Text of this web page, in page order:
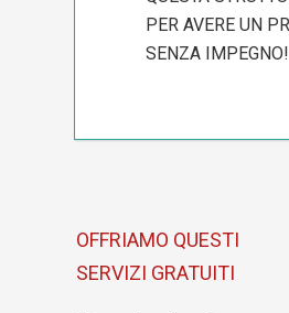
PER AVERE UN
SENZA IMPEGNO!
OFFRIAMO QUESTI
SERVIZI GRATUITI